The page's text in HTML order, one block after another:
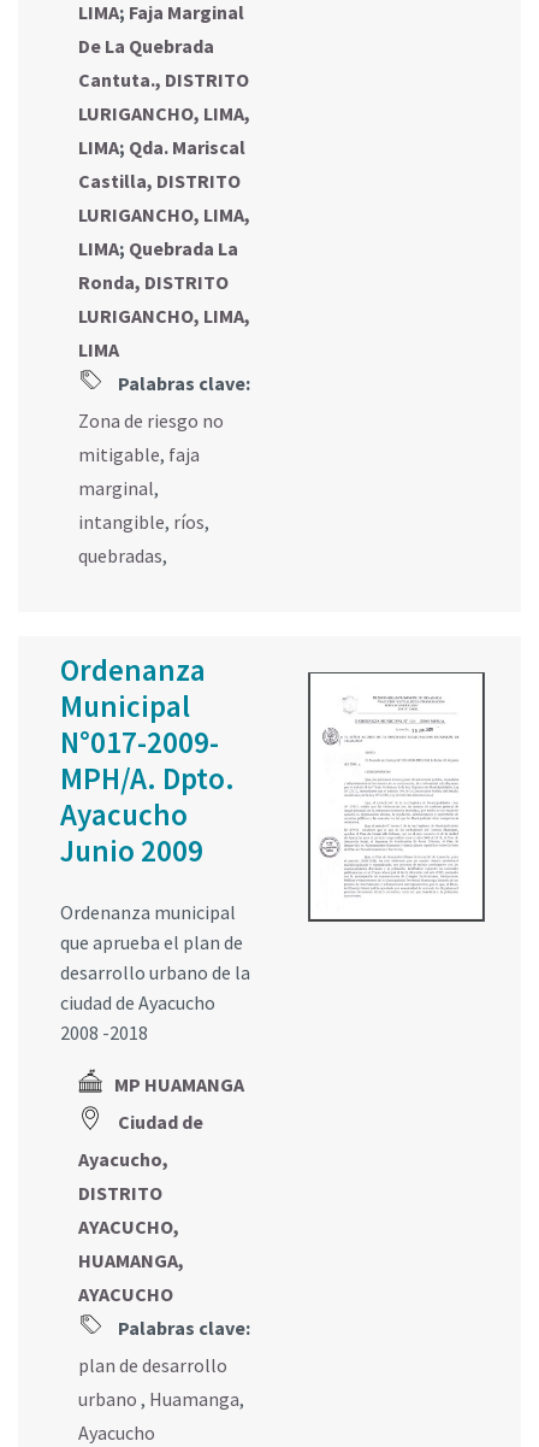
LIMA; Faja Marginal
De La Quebrada
Cantuta., DISTRITO
LURIGANCHO, LIMA,
LIMA; Qda. Mariscal
Castilla, DISTRITO
LURIGANCHO, LIMA,
LIMA; Quebrada La
Ronda, DISTRITO
LURIGANCHO, LIMA,
LIMA
Palabras clave:
Zona de riesgo no
mitigable, faja
marginal,
intangible, ríos,
quebradas,
Ordenanza
Municipal
N°017-2009-
MPH/A. Dpto.
Ayacucho
Junio 2009
Ordenanza municipal
que aprueba el plan de
desarrollo urbano de la
ciudad de Ayacucho
2008 -2018
MP HUAMANGA
Ciudad de
Ayacucho,
DISTRITO
AYACUCHO,
HUAMANGA,
AYACUCHO
Palabras clave:
plan de desarrollo
urbano , Huamanga,
Ayacucho